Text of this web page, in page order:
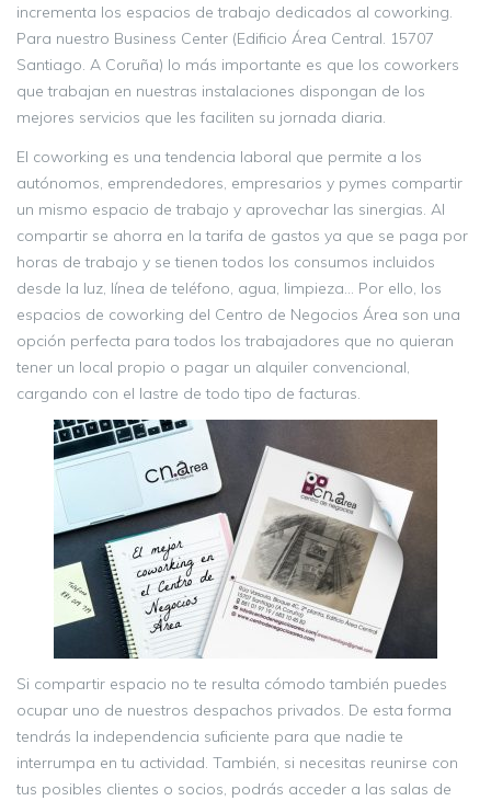
incrementa los espacios de trabajo dedicados al coworking.
Para nuestro Business Center (Edificio Área Central. 15707
Santiago. A Coruña) lo más importante es que los coworkers
que trabajan en nuestras instalaciones dispongan de los
mejores servicios que les faciliten su jornada diaria.
El coworking es una tendencia laboral que permite a los
autónomos, emprendedores, empresarios y pymes compartir
un mismo espacio de trabajo y aprovechar las sinergias. Al
compartir se ahorra en la tarifa de gastos ya que se paga por
horas de trabajo y se tienen todos los consumos incluidos
desde la luz, línea de teléfono, agua, limpieza… Por ello, los
espacios de coworking del Centro de Negocios Área son una
opción perfecta para todos los trabajadores que no quieran
tener un local propio o pagar un alquiler convencional,
cargando con el lastre de todo tipo de facturas.
Si compartir espacio no te resulta cómodo también puedes
ocupar uno de nuestros despachos privados. De esta forma
tendrás la independencia suficiente para que nadie te
interrumpa en tu actividad. También, si necesitas reunirse con
tus posibles clientes o socios, podrás acceder a las salas de